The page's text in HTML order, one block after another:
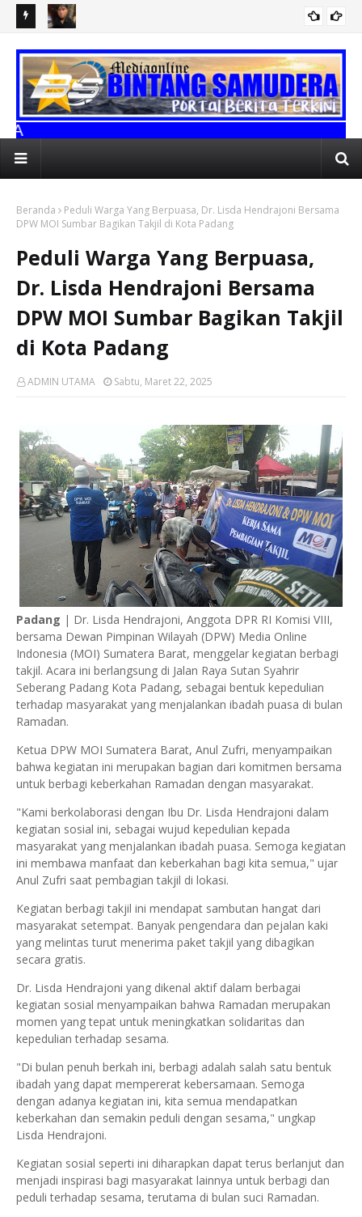
Kabur Kepakan Baru
Beranda
Peduli Warga Yang Berpuasa, Dr. Lisda Hendrajoni Bersama
DPW MOI Sumbar Bagikan Takjil di Kota Padang
Peduli Warga Yang Berpuasa,
Dr. Lisda Hendrajoni Bersama
DPW MOI Sumbar Bagikan Takjil
di Kota Padang
ADMIN UTAMA Sabtu, Maret 22, 2025
Padang | Dr. Lisda Hendrajoni, Anggota DPR RI Komisi VIII,
bersama Dewan Pimpinan Wilayah (DPW) Media Online
Indonesia (MOI) Sumatera Barat, menggelar kegiatan berbagi
takjil. Acara ini berlangsung di Jalan Raya Sutan Syahrir
Seberang Padang Kota Padang, sebagai bentuk kepedulian
terhadap masyarakat yang menjalankan ibadah puasa di bulan
Ramadan.
Ketua DPW MOI Sumatera Barat, Anul Zufri, menyampaikan
bahwa kegiatan ini merupakan bagian dari komitmen bersama
untuk berbagi keberkahan Ramadan dengan masyarakat.
"Kami berkolaborasi dengan Ibu Dr. Lisda Hendrajoni dalam
kegiatan sosial ini, sebagai wujud kepedulian kepada
masyarakat yang menjalankan ibadah puasa. Semoga kegiatan
ini membawa manfaat dan keberkahan bagi kita semua," ujar
Anul Zufri saat pembagian takjil di lokasi.
Kegiatan berbagi takjil ini mendapat sambutan hangat dari
masyarakat setempat. Banyak pengendara dan pejalan kaki
yang melintas turut menerima paket takjil yang dibagikan
secara gratis.
Dr. Lisda Hendrajoni yang dikenal aktif dalam berbagai
kegiatan sosial menyampaikan bahwa Ramadan merupakan
momen yang tepat untuk meningkatkan solidaritas dan
kepedulian terhadap sesama.
"Di bulan penuh berkah ini, berbagi adalah salah satu bentuk
ibadah yang dapat mempererat kebersamaan. Semoga
dengan adanya kegiatan ini, kita semua mendapatkan
keberkahan dan semakin peduli dengan sesama," ungkap
Lisda Hendrajoni.
Kegiatan sosial seperti ini diharapkan dapat terus berlanjut dan
menjadi inspirasi bagi masyarakat lainnya untuk berbagi dan
peduli terhadap sesama, terutama di bulan suci Ramadan.